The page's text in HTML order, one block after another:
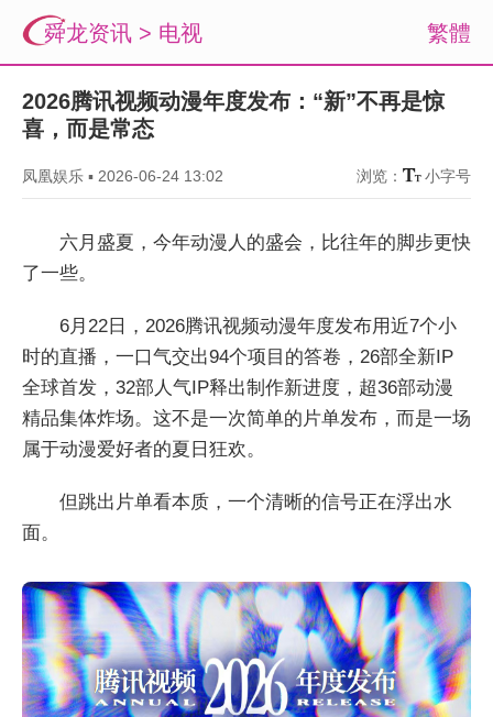
繁體
舜龙资讯 > 电视
2026腾讯视频动漫年度发布：“新”不再是惊
喜，而是常态
凤凰娱乐 ▪ 2026-06-24 13:02 浏览： 小字号
六月盛夏，今年动漫人的盛会，比往年的脚步更快
了一些。
6月22日，2026腾讯视频动漫年度发布用近7个小
时的直播，一口气交出94个项目的答卷，26部全新IP
全球首发，32部人气IP释出制作新进度，超36部动漫
精品集体炸场。这不是一次简单的片单发布，而是一场
属于动漫爱好者的夏日狂欢。
但跳出片单看本质，一个清晰的信号正在浮出水
面。